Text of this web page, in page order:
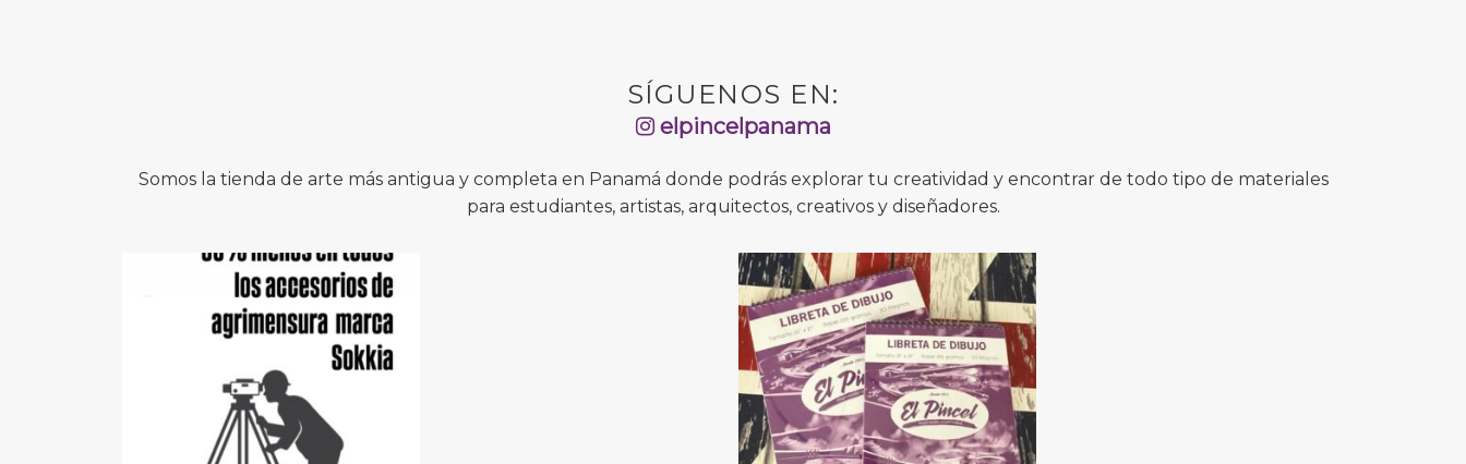
SÍGUENOS EN:
elpincelpanama
Somos la tienda de arte más antigua y completa en Panamá donde podrás explorar tu creatividad y encontrar de todo tipo de materiales
para estudiantes, artistas, arquitectos, creativos y diseñadores.